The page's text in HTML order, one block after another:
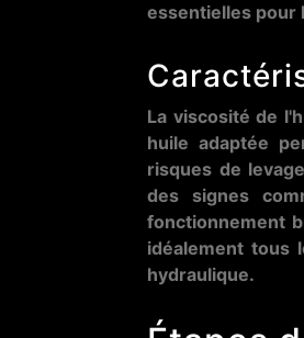
essentielles pour
La viscosité de
huile adaptée
risques de
des signes
fonctionnement
idéalement tous
hydraulique.